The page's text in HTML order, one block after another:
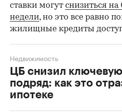
ставки могут снизиться
недели, но это все равно
жилищные кредиты
ЦБ снизил
подряд: как это
ипотеке
Недвижимость